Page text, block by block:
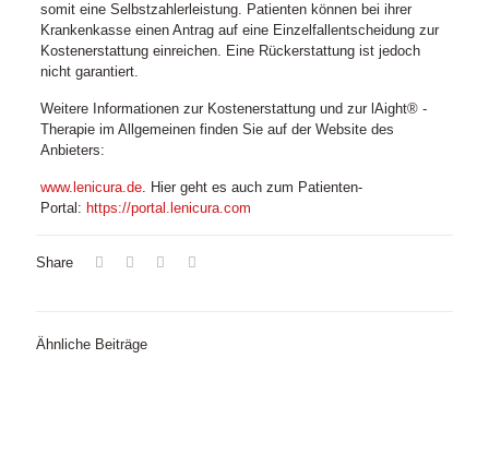
somit eine Selbstzahlerleistung. Patienten können bei ihrer
Krankenkasse einen Antrag auf eine Einzelfallentscheidung zur
Kostenerstattung einreichen. Eine Rückerstattung ist jedoch
nicht garantiert.
Weitere Informationen zur Kostenerstattung und zur lAight® -
Therapie im Allgemeinen finden Sie auf der Website des
Anbieters:
www.lenicura.de. Hier geht es auch zum Patienten-
Portal: https://portal.lenicura.com
Share
Ähnliche Beiträge